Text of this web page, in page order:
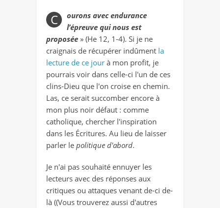
C
ourons avec endurance
l’épreuve qui nous est
proposée » (He 12, 1-4). Si je ne
craignais de récupérer indûment la
lecture de ce jour à mon profit, je
pourrais voir dans celle-ci l'un de ces
clins-Dieu que l'on croise en chemin.
Las, ce serait succomber encore à
mon plus noir défaut : comme
catholique, chercher l'inspiration
dans les Écritures. Au lieu de laisser
parler le politique d'abord.
Je n'ai pas souhaité ennuyer les
lecteurs avec des réponses aux
critiques ou attaques venant de-ci de-
là ((Vous trouverez aussi d'autres